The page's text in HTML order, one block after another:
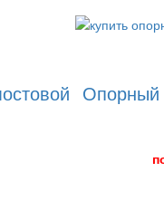
Опорный